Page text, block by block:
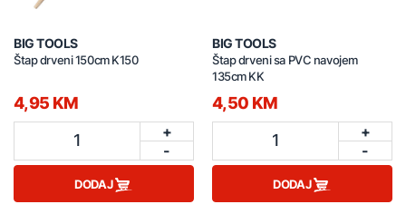
BIG TOOLS
Štap drveni 150cm K150
4,95 KM
1
+
-
DODAJ
BIG TOOLS
Štap drveni sa PVC navojem
135cm KK
4,50 KM
1
+
-
DODAJ